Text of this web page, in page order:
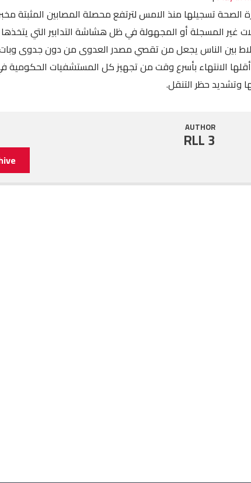
غير المسجلة أو المجهولة في ظل هشاشة التدابير التي
بين الناس يجعل من تقصي مصدر العدوى من دون جدوى
الانتهاء بأسرع وقت من تجهيز كل المستشفيات الحكومية
وتشديد حظر التنقل.
AUTHOR
RLL 3